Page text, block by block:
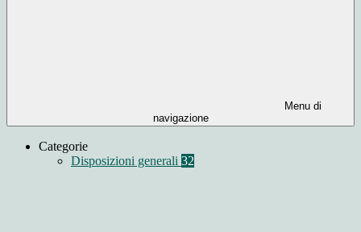
Menu di
navigazione
Categorie
Disposizioni generali 32